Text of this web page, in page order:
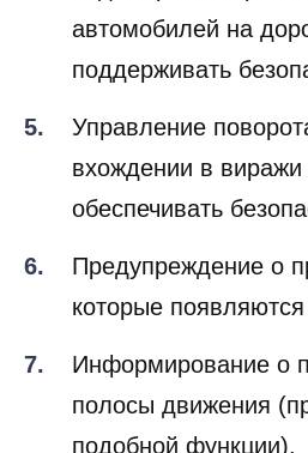
автомобилей на
поддерживать
Управление
вхождении в виражи
обеспечивать
Предупреждение о
которые
Информирование о
полосы движения
подобной функции).